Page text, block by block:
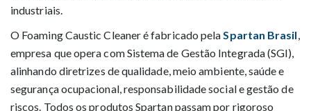
industriais.
O Foaming Caustic Cleaner é fabricado pelaSpartan Brasil,
empresa que opera com Sistema de Gestão Integrada (SGI),
alinhando diretrizes de qualidade, meio ambiente, saúde e
segurança ocupacional, responsabilidade social e gestão de
riscos. Todos os produtos Spartan passam por rigoroso